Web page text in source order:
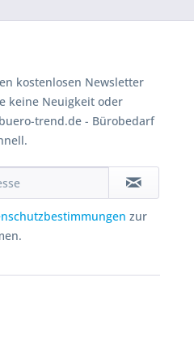
kostenlosen Newsletter
keine Neuigkeit oder
trend.de - Bürobedarf
zur